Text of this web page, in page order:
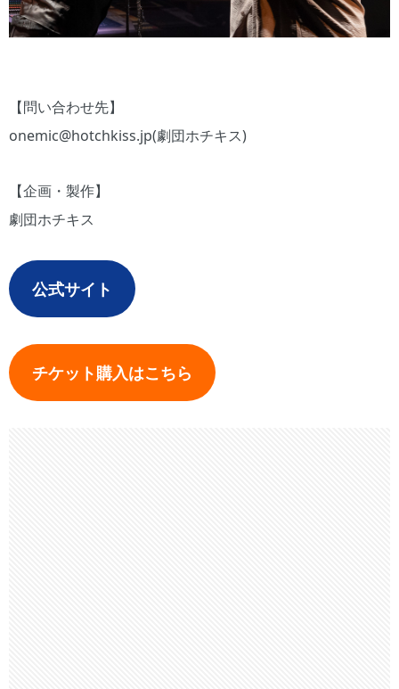
【問い合わせ先】
onemic@hotchkiss.jp(劇団ホチキス)
【企画・製作】
劇団ホチキス
公式サイト
チケット購入はこちら